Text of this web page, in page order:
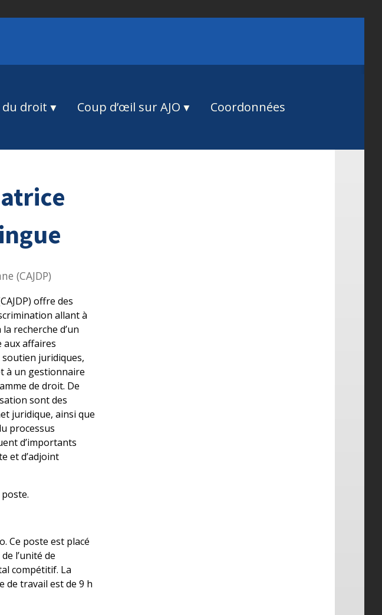
du droit Coup d’œil sur AJO Coordonnées
(CAJDP)
offre des
allant à
la recherche d’un
affaires
juridiques,
à un gestionnaire
de droit. De
sont des
juridique, ainsi que
processus
d’importants
et d’adjoint
Ce poste est placé
l’unité de
compétitif. La
de travail est de 9 h